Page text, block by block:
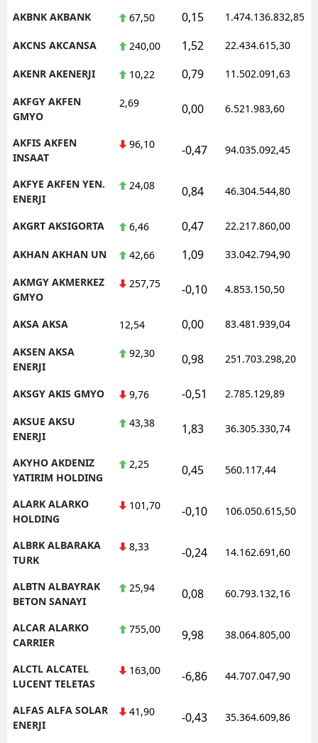
AKBNK AKBANK 67,50 0,15 1.474.136.832,85
AKCNS AKCANSA 240,00 1,52 22.434.615,30
AKENR AKENERJI 10,22 0,79 11.502.091,63
AKFGY AKFEN
GMYO
2,69 0,00 6.521.983,60
AKFIS AKFEN
INSAAT
96,10 -0,47 94.035.092,45
AKFYE AKFEN YEN.
ENERJI
24,08 0,84 46.304.544,80
AKGRT AKSIGORTA 6,46 0,47 22.217.860,00
AKHAN AKHAN UN 42,66 1,09 33.042.794,90
AKMGY AKMERKEZ
GMYO
257,75 -0,10 4.853.150,50
AKSA AKSA 12,54 0,00 83.481.939,04
AKSEN AKSA
ENERJI
92,30 0,98 251.703.298,20
AKSGY AKIS GMYO 9,76 -0,51 2.785.129,89
AKSUE AKSU
ENERJI
43,38 1,83 36.305.330,74
AKYHO AKDENIZ
YATIRIM HOLDING
2,25 0,45 560.117,44
ALARK ALARKO
HOLDING
101,70 -0,10 106.050.615,50
ALBRK ALBARAKA
TURK
8,33 -0,24 14.162.691,60
ALBTN ALBAYRAK
BETON SANAYI
25,94 0,08 60.793.132,16
ALCAR ALARKO
CARRIER
755,00 9,98 38.064.805,00
ALCTL ALCATEL
LUCENT TELETAS
163,00 -6,86 44.707.047,90
ALFAS ALFA SOLAR
ENERJI
41,90 -0,43 35.364.609,86